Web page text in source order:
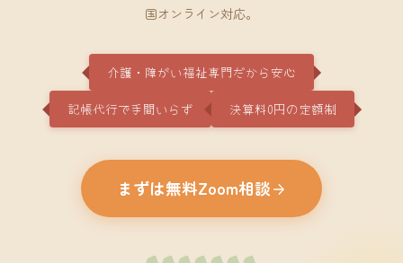
国オンライン対応。
介護・障がい福祉専門だから安心
記帳代行で手間いらず 決算料0円の定額制
まずは無料Zoom相談